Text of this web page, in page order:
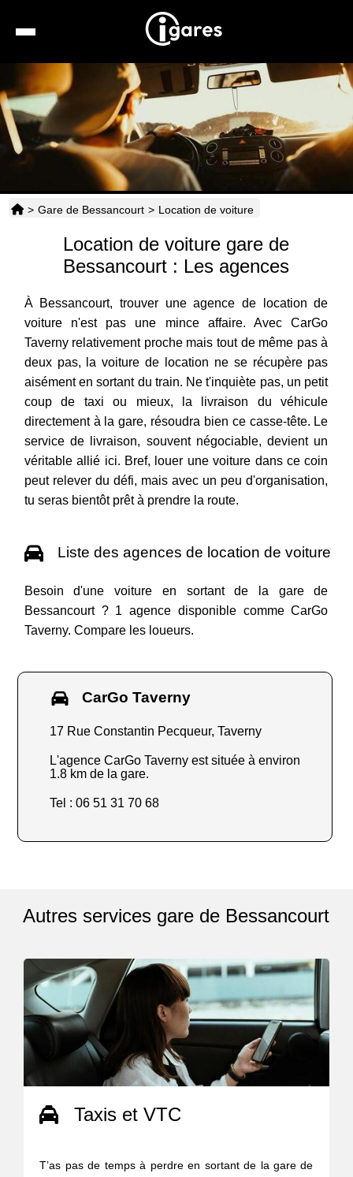
Recherche
Location de voiture
Hôtels
Taxis
Horaires
> Gare de Bessancourt > Location de voiture
Location de voiture gare de
Bessancourt : Les agences
À Bessancourt, trouver une agence de location de
voiture n'est pas une mince affaire. Avec CarGo
Taverny relativement proche mais tout de même pas à
deux pas, la voiture de location ne se récupère pas
aisément en sortant du train. Ne t'inquiète pas, un petit
coup de taxi ou mieux, la livraison du véhicule
directement à la gare, résoudra bien ce casse-tête. Le
service de livraison, souvent négociable, devient un
véritable allié ici. Bref, louer une voiture dans ce coin
peut relever du défi, mais avec un peu d'organisation,
tu seras bientôt prêt à prendre la route.
Liste des agences de location de voiture
Besoin d'une voiture en sortant de la gare de
Bessancourt ? 1 agence disponible comme CarGo
Taverny. Compare les loueurs.
CarGo Taverny
17 Rue Constantin Pecqueur, Taverny
L'agence CarGo Taverny est située à environ
1.8 km de la gare.
Tel : 06 51 31 70 68
Autres services gare de Bessancourt
Taxis et VTC
T’as pas de temps à perdre en sortant de la gare de